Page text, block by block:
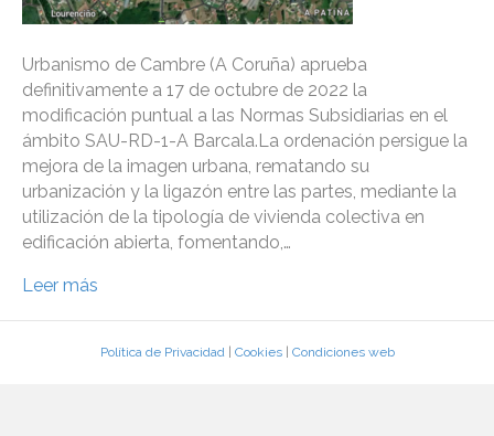
Urbanismo de Cambre (A Coruña) aprueba
definitivamente a 17 de octubre de 2022 la
modificación puntual a las Normas Subsidiarias en el
ámbito SAU-RD-1-A Barcala.La ordenación persigue la
mejora de la imagen urbana, rematando su
urbanización y la ligazón entre las partes, mediante la
utilización de la tipología de vivienda colectiva en
edificación abierta, fomentando,…
Leer más
Política de Privacidad| Cookies| Condiciones web